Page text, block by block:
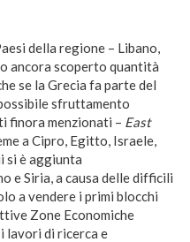
della regione – Libano,
ancora scoperto quantità
se la Grecia fa parte del
sfruttamento
finora menzionati – East
a Cipro, Egitto, Israele,
si è aggiunta
e Siria, a causa delle difficili
a vendere i primi blocchi
Zone Economiche
lavori di ricerca e